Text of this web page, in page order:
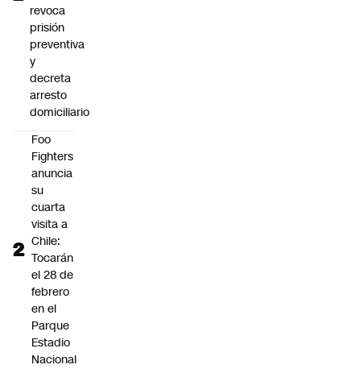
revoca
prisión
preventiva
y
decreta
arresto
domiciliario
Foo
Fighters
anuncia
su
cuarta
visita a
Chile:
Tocarán
el 28 de
febrero
en el
Parque
Estadio
Nacional